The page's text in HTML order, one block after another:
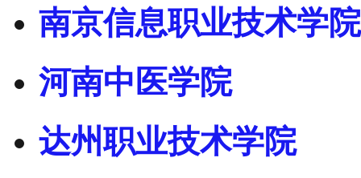
南京信息职业技术学院
河南中医学院
达州职业技术学院